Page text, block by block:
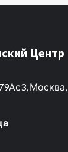
Центр
Москва,